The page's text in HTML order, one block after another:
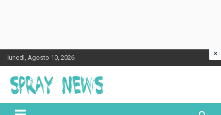
Skip
to
content
lunedì, Agosto 10, 2026
Spraynews.it
×